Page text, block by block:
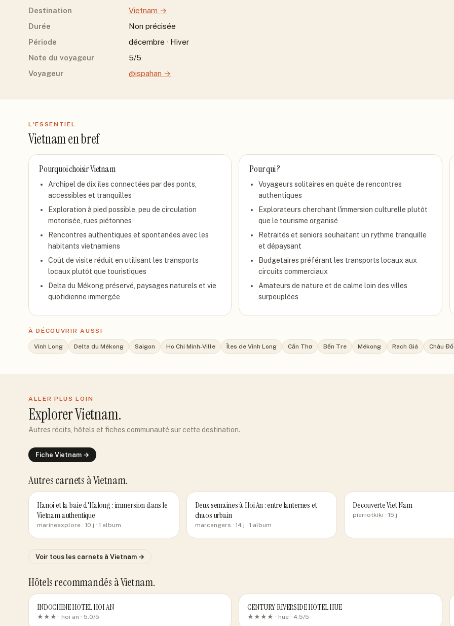
Destination Vietnam →
Durée
Non précisée
Période
décembre · Hiver
Note du voyageur
5/5
Voyageur
@ispahan →
L'ESSENTIEL
Vietnamen bref
Pourquoi choisirVietnam
Archipel de dix îles connectées par des ponts,
accessibles et tranquilles
Exploration à pied possible, peu de circulation
motorisée, rues piétonnes
Rencontres authentiques et spontanées avec les
habitants vietnamiens
Coût de visite réduit en utilisant les transports
locaux plutôt que touristiques
Delta du Mékong préservé, paysages naturels et vie
quotidienne immergée
Pour qui ?
Voyageurs solitaires en quête de rencontres
authentiques
Explorateurs cherchant l'immersion culturelle plutôt
que le tourisme organisé
Retraités et seniors souhaitant un rythme tranquille
et dépaysant
Budgetaires préférant les transports locaux aux
circuits commerciaux
Amateurs de nature et de calme loin des villes
surpeuplées
À DÉCOUVRIR AUSSI
Vinh Long Delta du Mékong Saigon Ho Chi Minh-Ville Îles de Vinh Long Cần Thơ Bến Tre Mékong Rach Giá Châu
ALLER PLUS LOIN
ExplorerVietnam.
Autres récits, hôtels et fiches communauté sur cette destination.
Fiche Vietnam →
Autres carnets à Vietnam.
Hanoi et la baie d'Halong : immersion dans le
Vietnam authentique
marineexplore · 10 j · 1 album
Deux semaines à Hoi An : entre lanternes et
chaos urbain
marcangers · 14 j · 1 album
Decouverte Viet Nam
pierrotkiki · 15 j
Voir tous les carnets à Vietnam →
Hôtels recommandés à Vietnam.
INDOCHINE HOTEL HOI AN
★★★ · hoi an · 5.0/5
CENTURY RIVERSIDE HOTEL HUE
★★★★ · hue · 4.5/5